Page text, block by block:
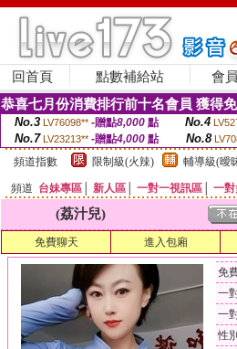
回首頁 點數補給站 會
恭喜七月份消費排行前十名會員 獲得
No.3 LV76098** -贈點8,000點 No.4
No.7 LV23213** -贈點4,000 點 No.8
頻道指數
限制級(火辣) 輔導級(曖
頻道 台妹專區 新人區 一對一視訊區 一
(荔汁兒)
免費聊天 進入包廂
免
一
一
性